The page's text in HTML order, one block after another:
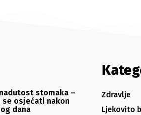
stomaka –
se osjećati nakon
dana
Zdravlje
Ljekovito